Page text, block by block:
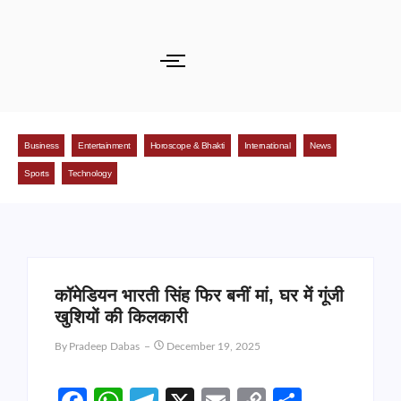
Business Entertainment Horoscope & Bhakti International News
Sports Technology
कॉमेडियन भारती सिंह फिर बनीं मां, घर में गूंजी
खुशियों की किलकारी
By Pradeep Dabas December 19, 2025